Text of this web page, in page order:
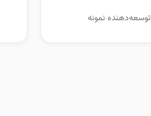
توسعه‌دهنده نمونه